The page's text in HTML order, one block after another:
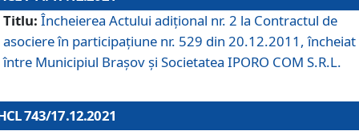
Titlu: Încheierea Actului adițional nr. 2 la Contractul de
asociere în participațiune nr. 529 din 20.12.2011, încheiat
între Municipiul Brașov și Societatea IPORO COM S.R.L.
743/17.12.2021